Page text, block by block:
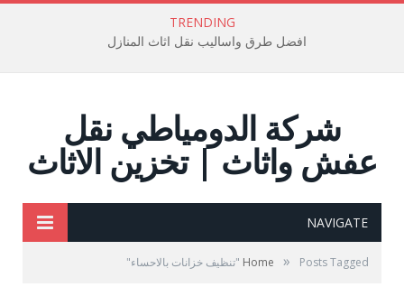
TRENDING
افضل طرق واساليب نقل اثاث المنازل
شركة الدومياطي نقل
عفش واثاث | تخزين الاثاث
NAVIGATE
Home » Posts Tagged "تنظيف خزانات بالاحساء"